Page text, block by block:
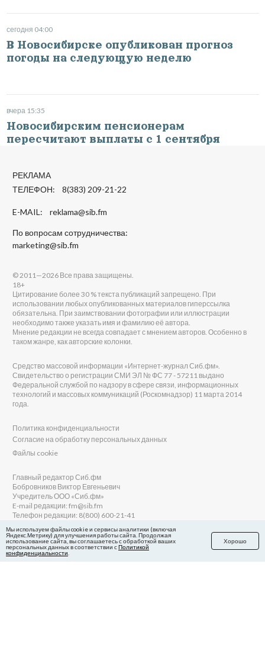
сегодня 04:00
В Новосибирске опубликован прогноз
погоды на следующую неделю
вчера 15:35
Новосибирским пенсионерам
пересчитают выплаты с 1 сентября
РЕКЛАМА
ТЕЛЕФОН: 8(383) 209-21-22
E-MAIL: reklama@sib.fm
По вопросам сотрудничества:
marketing@sib.fm
© 2011—2026 Все права защищены.
18+
Цитирование более 30 % текста публикаций запрещено. При
использовании любых опубликованных материалов гиперссылка
обязательна. При заимствовании фотографии или иллюстрации
необходимо также указать имя и фамилию её автора.
Мнение редакции не всегда совпадает с мнением авторов. Особенно в
таком жанре, как авторские колонки.
Средство массовой информации «Интернет-журнал Сиб.фм».
Свидетельство о регистрации СМИ ЭЛ № ФС 77 - 57211 выдано
Федеральной службой по надзору в сфере связи, информационных
технологий и массовых коммуникаций (Роскомнадзор) 11 марта 2014
года.
Политика конфиденциальности
Согласие на обработку персональных данных
Файлы cookie
Главный редактор Сиб.фм
Бобровников Виктор Евгеньевич
Учредитель ООО «Сиб.фм»
E-mail редакции: fm@sib.fm
Телефон редакции: 8(800) 600-21-41
Сайт разработан и поддерживается Технодзен
Мы используем файлы cookie и сервисы аналитики (включая
Яндекс.Метрику) для улучшения работы сайта. Продолжая
использование сайта, вы соглашаетесь с обработкой ваших
персональных данных в соответствии сПолитикой
конфиденциальности
Хорошо